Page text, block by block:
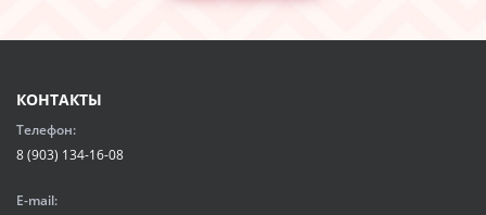
КОНТАКТЫ
Телефон:
8 (903) 134-16-08
E-mail: